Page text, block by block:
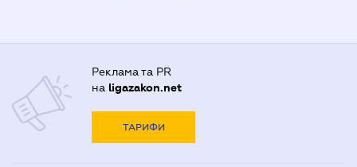
Реклама та PR
на ligazakon.net
ТАРИФИ